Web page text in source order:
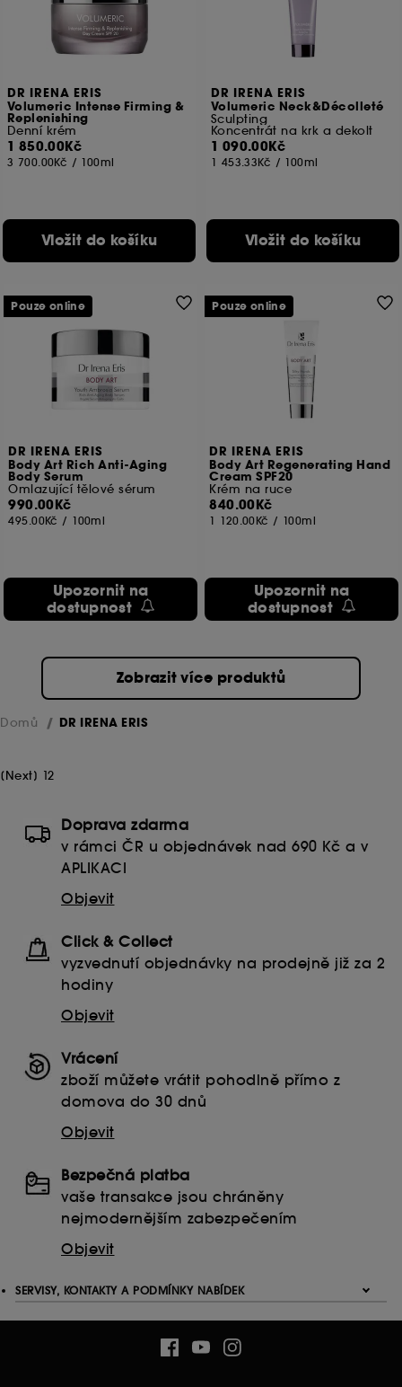
DR IRENA ERIS
Volumeric Intense Firming &
Replenishing
Denní krém
1 850.00Kč
3 700.00Kč / 100ml
Vložit do košíku
DR IRENA ERIS
Volumeric Neck&Décolleté
Sculpting
Koncentrát na krk a dekolt
1 090.00Kč
1 453.33Kč / 100ml
Vložit do košíku
DR IRENA ERIS
Body Art Rich Anti-Aging
Body Serum
Omlazující tělové sérum
990.00Kč
495.00Kč / 100ml
Upozornit na
dostupnost
Pouze online
DR IRENA ERIS
Body Art Regenerating Hand
Cream SPF20
Krém na ruce
840.00Kč
1 120.00Kč / 100ml
Upozornit na
dostupnost
Pouze online
Zobrazit více produktů
Domů DR IRENA ERIS
[Next] 12
Doprava zdarma
v rámci ČR u objednávek nad 690 Kč a v
APLIKACI
Objevit
Click & Collect
vyzvednutí objednávky na prodejně již za 2
hodiny
Objevit
Vrácení
zboží můžete vrátit pohodlně přímo z
domova do 30 dnů
Objevit
Bezpečná platba
vaše transakce jsou chráněny
nejmodernějším zabezpečením
Objevit
SERVISY, KONTAKTY A PODMÍNKY NABÍDEK